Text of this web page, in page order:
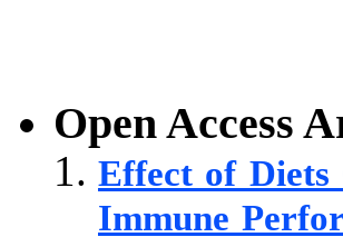
Open Access
Effect of Diets
Immune